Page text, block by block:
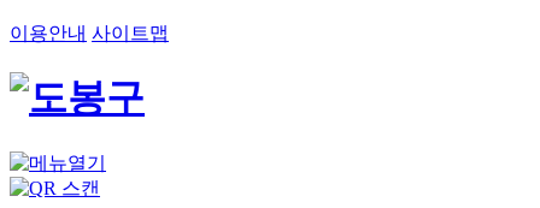
이용안내 사이트맵